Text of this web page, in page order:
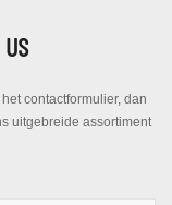
contactformulier, dan
uitgebreide assortiment